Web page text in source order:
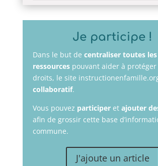
Je participe !
Dans le but de centraliser toutes les
ressourcespouvant aider à protéger
droits, le site
collaboratif.
Vous pouvez participeret ajouter
afin de grossir cette base
commune.
J'ajoute un article